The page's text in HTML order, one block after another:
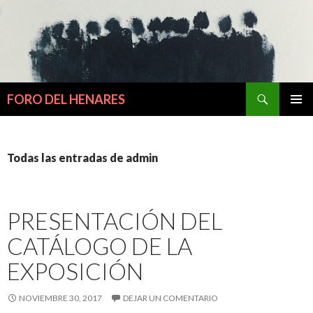
FORO DEL HENARES
Todas las entradas de admin
PRESENTACIÓN DEL
CATÁLOGO DE LA
EXPOSICIÓN
NOVIEMBRE 30, 2017 DEJAR UN COMENTARIO